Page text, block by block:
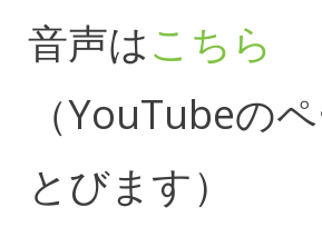
音声はこちら
（YouTubeの
とびます）